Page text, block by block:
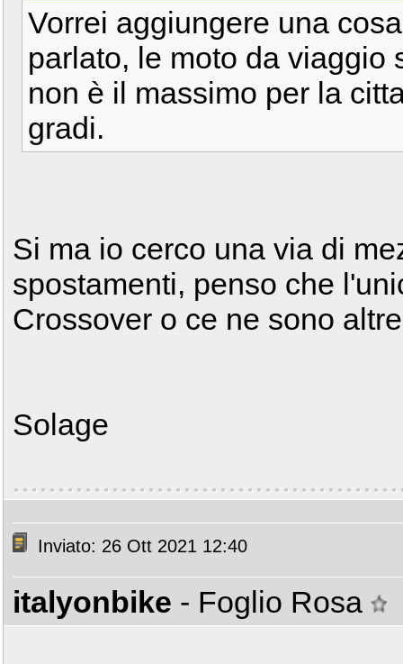
Vorrei aggiungere una
parlato, le moto da viaggio
non è il massimo per la
gradi.
Si ma io cerco una via di
spostamenti, penso che
Crossover o ce ne sono
Solage
Inviato: 26 Ott 2021 12:40
italyonbike - Foglio Rosa